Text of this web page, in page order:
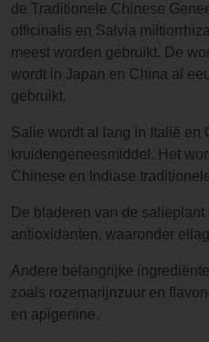
de Traditionele Chinese
officinalis en Salvia
meest worden gebruikt. De
wordt in Japan en China al
gebruikt.
Salie wordt al lang in Italië en
kruidengeneesmiddel. Het
Chinese en Indiase
De bladeren van de
antioxidanten, waaronder
Andere belangrijke
zoals rozemarijnzuur en
en apigenine.